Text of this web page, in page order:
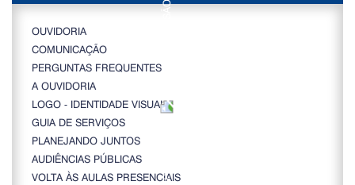
OUVIDORIA
COMUNICAÇÃO
PERGUNTAS FREQUENTES
A OUVIDORIA
LOGO - IDENTIDADE VISUAL
GUIA DE SERVIÇOS
PLANEJANDO JUNTOS
AUDIÊNCIAS PÚBLICAS
VOLTA ÀS AULAS PRESENCIAIS